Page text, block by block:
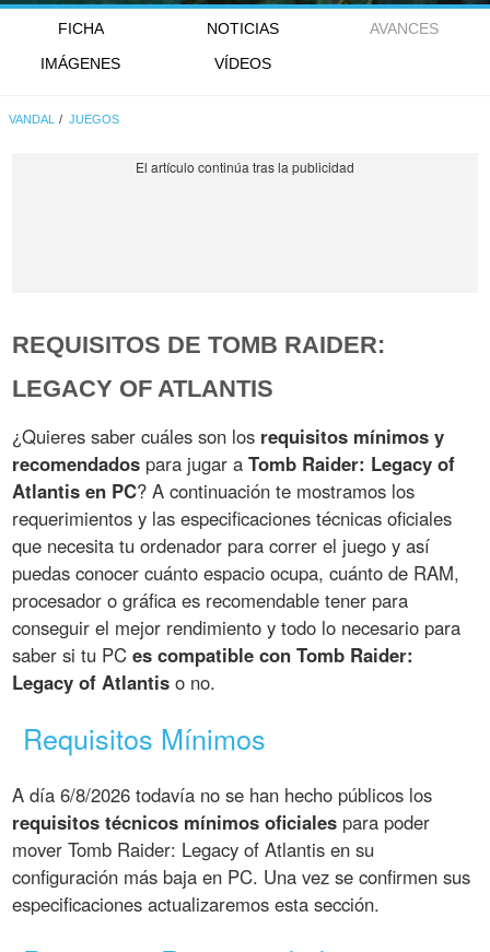
FICHA NOTICIAS
AVANCES
IMÁGENES
VÍDEOS
VANDAL JUEGOS
REQUISITOS DE TOMB RAIDER:
LEGACY OF ATLANTIS
¿Quieres saber cuáles son los requisitos mínimos y
recomendados para jugar aTomb Raider: Legacy of
Atlantis en PC? A continuación te mostramos los
requerimientos y las especificaciones técnicas oficiales
que necesita tu ordenador para correr el juego y así
puedas conocer cuánto espacio ocupa, cuánto de RAM,
procesador o gráfica es recomendable tener para
conseguir el mejor rendimiento y todo lo necesario para
saber si tu PCes compatible con Tomb Raider:
Legacy of Atlantis o no.
Requisitos Mínimos
A día 6/8/2026 todavía no se han hecho públicos los
requisitos técnicos mínimos oficiales para poder
mover Tomb Raider: Legacy of Atlantis en su
configuración más baja en PC. Una vez se confirmen sus
especificaciones actualizaremos esta sección.